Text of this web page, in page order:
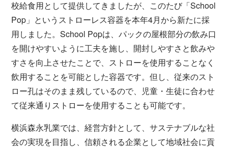
校給食用として提供してきましたが、このたび「School
Pop」というストローレス容器を本年4月から新たに採
用しました。School Popは、パックの屋根部分の飲み口
を開けやすいように工夫を施し、開封しやすさと飲みや
すさを向上させたことで、ストローを使用することなく
飲用することを可能とした容器です。但し、従来のスト
ロー孔はそのまま残しているので、児童・生徒に合わせ
て従来通りストローを使用することも可能です。
横浜森永乳業では、経営方針として、サステナブルな社
会の実現を目指し、信頼される企業として地域社会に貢